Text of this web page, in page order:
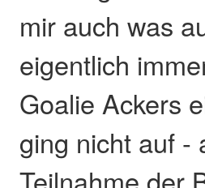
mir auch was
eigentlich
Goalie Ackers
ging nicht auf -